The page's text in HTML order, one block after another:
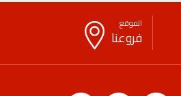
الموقع
فروعنا